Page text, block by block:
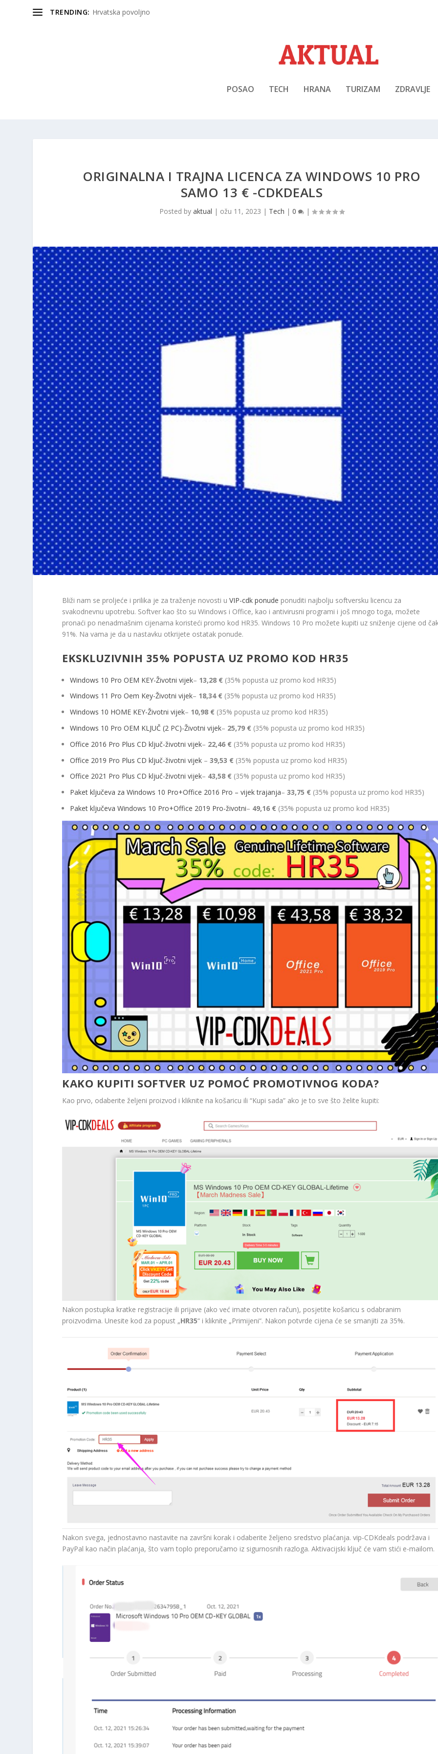
TRENDING: Hrvatska povoljno
POSAO TECH HRANA TURIZAM ZDRAVLJE
ORIGINALNA I TRAJNA LICENCA ZA WINDOWS 10 PRO
SAMO 13 € -CDKDEALS
Posted by aktual | ožu 11, 2023 | Tech | 0 |
Bliži nam se proljeće i prilika je za traženje novosti uVIP-cdk ponude ponuditi najbolju softversku licencu za
svakodnevnu upotrebu. Softver kao što su Windows i Office, kao i antivirusni programi i još mnogo toga, možete
pronaći po nenadmašnim cijenama koristeći promo kod HR35. Windows 10 Pro možete kupiti uz sniženje cijene od
91%. Na vama je da u nastavku otkrijete ostatak ponude.
EKSKLUZIVNIH 35% POPUSTA UZ PROMO KOD HR35
Windows 10 Pro OEM KEY-Životni vijek– 13,28 € (35% popusta uz promo kod HR35)
Windows 11 Pro Oem Key-Životni vijek– 18,34 € (35% popusta uz promo kod HR35)
Windows 10 HOME KEY-Životni vijek– 10,98 € (35% popusta uz promo kod HR35)
Windows 10 Pro OEM KLJUČ (2 PC)-Životni vijek– 2​5,79 € (35% popusta uz promo kod HR35)
Office 2016 Pro Plus CD ključ-životni vijek– 22,46 € (35% popusta uz promo kod HR35)
Office 2019 Pro Plus CD ključ-životni vijek –39,53 € (35% popusta uz promo kod HR35)
Office 2021 Pro Plus CD ključ-životni vijek– 43,58 € (35% popusta uz promo kod HR35)
Paket ključeva za Windows 10 Pro+Office 2016 Pro – vijek trajanja–33,75 € (35% popusta uz promo kod HR35)
Paket ključeva Windows 10 Pro+Office 2019 Pro​-životni– 49,16 € (35% popusta uz promo kod HR35)
KAKO KUPITI SOFTVER UZ POMOĆ PROMOTIVNOG KODA?
Kao prvo, odaberite željeni proizvod i kliknite na košaricu ili “Kupi sada” ako je to sve što želite kupiti:
Nakon postupka kratke registracije ili prijave (ako već imate otvoren račun), posjetite košaricu s odabranim
proizvodima. Unesite kod za popust „HR35“ i kliknite „Primijeni“. Nakon potvrde cijena će se smanjiti za 35%.
Nakon svega, jednostavno nastavite na završni korak i odaberite željeno sredstvo plaćanja. vip-CDKdeals podržava i
PayPal kao način plaćanja, što vam toplo preporučamo iz sigurnosnih razloga. Aktivacijski ključ će vam stići e-mailom.